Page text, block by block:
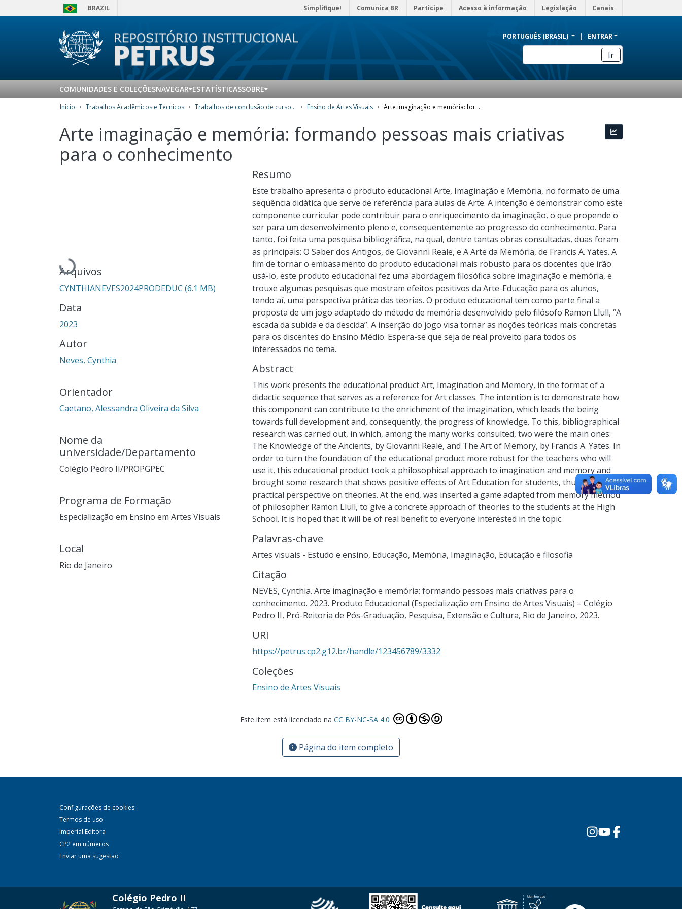
BRAZIL Simplifique! Comunica BR Participe Acesso à informação Legislação Canais
PORTUGUÊS (BRASIL) ENTRAR
Ir
COMUNIDADES E COLEÇÕESNAVEGAR ESTATÍSTICASSOBRE
Início Trabalhos Acadêmicos e Técnicos Trabalhos de conclusão de curso de Especialização Ensino de Artes Visuais Arte imaginação e memória: formando pessoas mais criativas para o conhecimento
Arte imaginação e memória: formando pessoas mais criativas
para o conhecimento
Carregando...
Arquivos
CYNTHIANEVES2024PRODEDUC (6.1 MB)
Data
2023
Autor
Neves, Cynthia
Orientador
Caetano, Alessandra Oliveira da Silva
Nome da
universidade/Departamento
Colégio Pedro II/PROPGPEC
Programa de Formação
Especialização em Ensino em Artes Visuais
Local
Rio de Janeiro
Resumo
Este trabalho apresenta o produto educacional Arte, Imaginação e Memória, no formato de uma
sequência didática que serve de referência para aulas de Arte. A intenção é demonstrar como este
componente curricular pode contribuir para o enriquecimento da imaginação, o que propende o
ser para um desenvolvimento pleno e, consequentemente ao progresso do conhecimento. Para
tanto, foi feita uma pesquisa bibliográfica, na qual, dentre tantas obras consultadas, duas foram
as principais: O Saber dos Antigos, de Giovanni Reale, e A Arte da Memória, de Francis A. Yates. A
fim de tornar o embasamento do produto educacional mais robusto para os docentes que irão
usá-lo, este produto educacional fez uma abordagem filosófica sobre imaginação e memória, e
trouxe algumas pesquisas que mostram efeitos positivos da Arte-Educação para os alunos,
tendo aí, uma perspectiva prática das teorias. O produto educacional tem como parte final a
proposta de um jogo adaptado do método de memória desenvolvido pelo filósofo Ramon Llull, “A
escada da subida e da descida”. A inserção do jogo visa tornar as noções teóricas mais concretas
para os discentes do Ensino Médio. Espera-se que seja de real proveito para todos os
interessados no tema.
Abstract
This work presents the educational product Art, Imagination and Memory, in the format of a
didactic sequence that serves as a reference for Art classes. The intention is to demonstrate how
this component can contribute to the enrichment of the imagination, which leads the being
towards full development and, consequently, the progress of knowledge. To this, bibliographical
research was carried out, in which, among the many works consulted, two were the main ones:
The Knowledge of the Ancients, by Giovanni Reale, and The Art of Memory, by Francis A. Yates. In
order to turn the foundation of the educational product more robust for the teachers who will
use it, this educational product took a philosophical approach to imagination and memory and
brought some research that shows positive effects of Art Education for students, thus having, a
practical perspective on theories. At the end, was inserted a game adapted from memory method
of philosopher Ramon Llull, to give a concrete approach of theories to the students at the High
School. It is hoped that it will be of real benefit to everyone interested in the topic.
Palavras-chave
Artes visuais - Estudo e ensino, Educação, Memória, Imaginação, Educação e filosofia
Citação
NEVES, Cynthia. Arte imaginação e memória: formando pessoas mais criativas para o
conhecimento. 2023. Produto Educacional (Especialização em Ensino de Artes Visuais) – Colégio
Pedro II, Pró-Reitoria de Pós-Graduação, Pesquisa, Extensão e Cultura, Rio de Janeiro, 2023.
URI
https://petrus.cp2.g12.br/handle/123456789/3332
Coleções
Ensino de Artes Visuais
Este item está licenciado na CC BY-NC-SA 4.0
Página do item completo
Configurações de cookies
Termos de uso
Imperial Editora
CP2 em números
Enviar uma sugestão
Colégio Pedro II